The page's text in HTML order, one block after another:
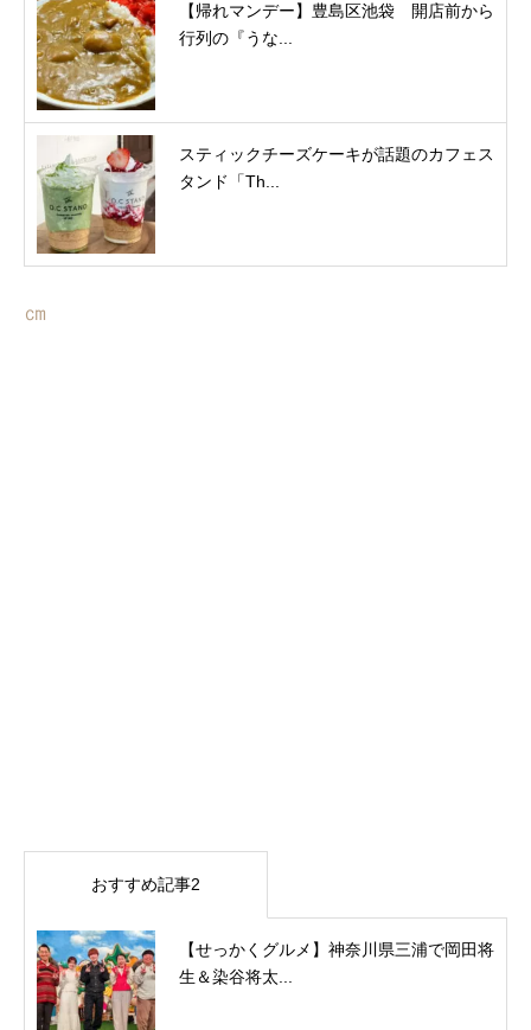
【帰れマンデー】豊島区池袋 開店前から
行列の『うな...
スティックチーズケーキが話題のカフェス
タンド「Th...
㎝
おすすめ記事2
【せっかくグルメ】神奈川県三浦で岡田将
生＆染谷将太...